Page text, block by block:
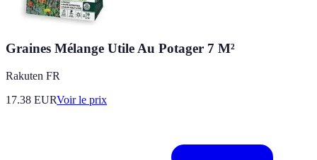
Graines Mélange Utile Au Potager 7 M²
Rakuten FR
17.38 EURVoir le prix